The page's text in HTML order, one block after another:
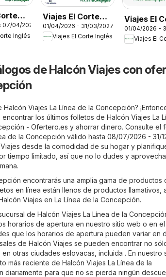
04/2026
Inglés
Viajes El Corte
Inglés Turismo
Social Castilla La
01/04/2026 - 31/03/2027
Viajes El Corte Inglés
Viajes El
Inglés
Culturales
Madrid
01/04/2026 -
Viajes El
de Halcón Viajes con
Viajes La Línea de la Concepción?
los últimos folletos de Halcón Viajes La
- Ofertero.es y ahorrar dinero. Consulte el
de la Concepción válido hasta 08/07/2026 - 31/
desde la comodidad de su hogar y
tiempo limitado, así que no lo dudes y
encontrarás una amplia gama de productos
en línea están llenos de productos llamativos,
Viajes en La Línea de la Concepción.
de Halcón Viajes La Línea de la
horarios de apertura en nuestro sitio web o en
que los horarios de apertura pueden variar en
de Halcón Viajes se pueden encontrar no
otras ciudades eslovacas, incluida . En nuestro
más reciente de Halcón Viajes La Línea de la
diariamente para que no se pierda ningún